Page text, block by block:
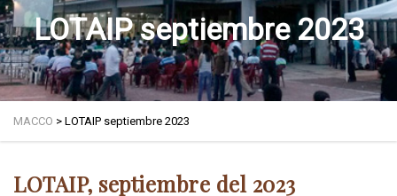
LOTAIP septiembre 2023
MACCO > LOTAIP septiembre 2023
LOTAIP, septiembre del 2023